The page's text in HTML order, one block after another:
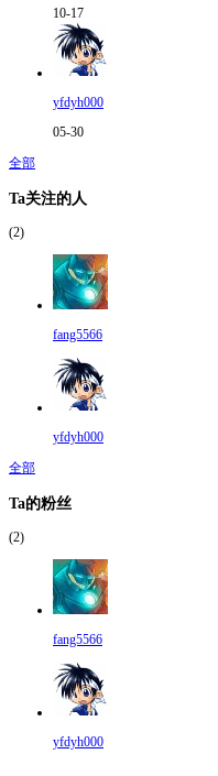
10-17
yfdyh000
05-30
全部
Ta关注的人
(2)
fang5566
yfdyh000
全部
Ta的粉丝
(2)
fang5566
yfdyh000